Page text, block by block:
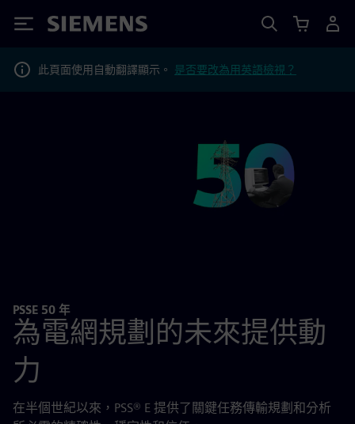
Siemens
此頁面使用自動翻譯顯示。 是否要改為用英語檢視？
PSSE 50 年
為電網規劃的未來提供動
力
在半個世紀以來，PSS® E 提供了關鍵任務傳輸規劃和分析